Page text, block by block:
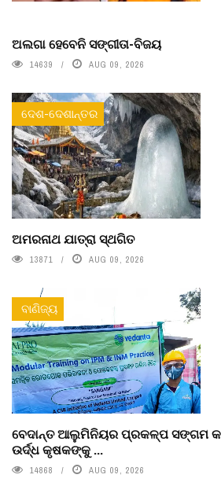
ଅଲଗା ହେବେନି ସଙ୍ଗୀତା-ବିଜୟ
14639 AUG 09, 2026
ଦେଶ-ଦେଶାନ୍ତର
ଅମରନାଥ ଯାତ୍ରା ସ୍ଥଗିତ
13871 AUG 09, 2026
ବାଣିଜ୍ୟ
ବେଦାନ୍ତ ଆଲୁମିନିୟର ପ୍ରକଳ୍ପ ସଙ୍ଗମ
ଉର୍ଦ୍ଧ କୃଷକଙ୍କୁ ...
14868 AUG 09, 2026